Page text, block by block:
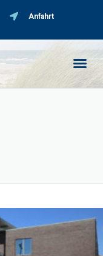
Anfahrt